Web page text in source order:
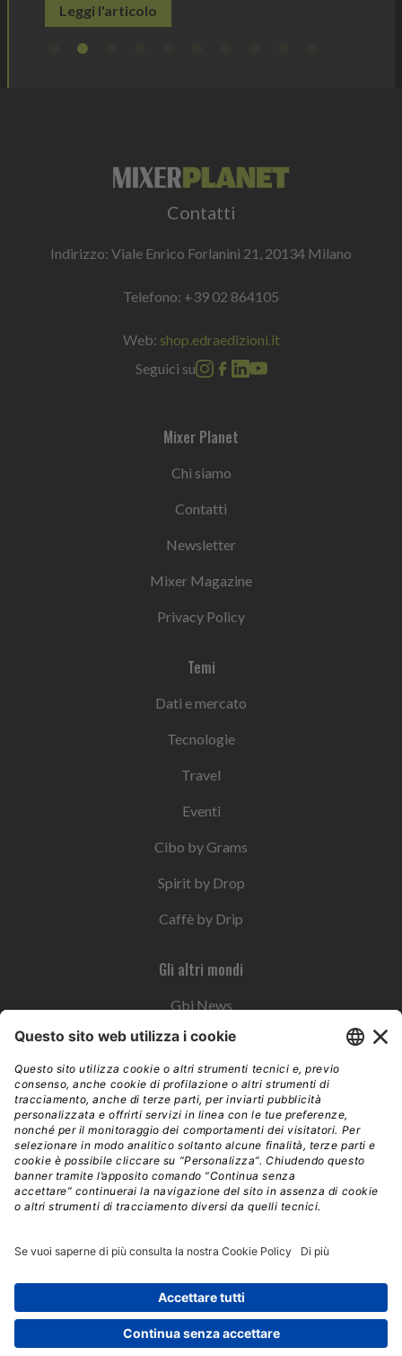
Leggi l'articolo
Contatti
Indirizzo: Viale Enrico Forlanini 21, 20134 Milano
Telefono: +39 02 864105
Web: shop.edraedizioni.it
Seguici su
Mixer Planet
Chi siamo
Contatti
Newsletter
Mixer Magazine
Privacy Policy
Temi
Dati e mercato
Tecnologie
Travel
Eventi
Cibo by Grams
Spirit by Drop
Caffè by Drip
Gli altri mondi
Gbi News
Instoremag
Esplora il gruppo
Edra Edizioni
Edizioni LSWR
LSWR Group
Mixer è un prodotto del network Edra Edizioni. Direzione, amministrazione,
redazione, pubblicità | © Copyright 2026 – Tutti i diritti riservati | Partita IVA e C.F.
14392510963